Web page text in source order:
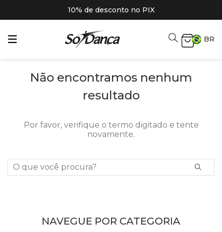
10% de desconto no PIX
BR
Não encontramos nenhum
resultado
Por favor, verifique o termo digitado e tente
novamente.
O que você procura?
NAVEGUE POR CATEGORIA